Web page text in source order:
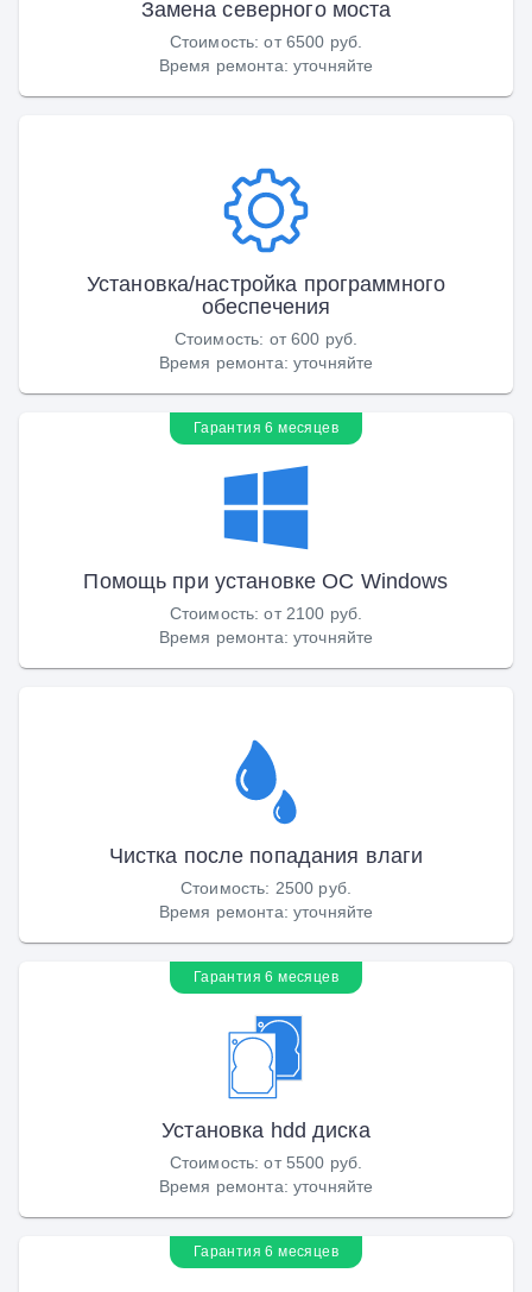
Замена северного моста
Стоимость:от 6500 руб.
Время ремонта: уточняйте
Установка/настройка программного
обеспечения
Стоимость: от 600 руб.
Время ремонта: уточняйте
Гарантия 6 месяцев
Помощь при установке ОС Windows
Стоимость:от 2100 руб.
Время ремонта: уточняйте
Чистка после попадания влаги
Стоимость: 2500 руб.
Время ремонта: уточняйте
Гарантия 6 месяцев
Установка hdd диска
Стоимость:от 5500 руб.
Время ремонта: уточняйте
Гарантия 6 месяцев